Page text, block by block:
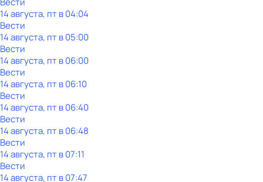
14 августа, пт в 04:04
Вести
14 августа, пт в 05:00
Вести
14 августа, пт в 06:00
Вести
14 августа, пт в 06:10
Вести
14 августа, пт в 06:40
Вести
14 августа, пт в 06:48
Вести
14 августа, пт в 07:11
Вести
14 августа, пт в 07:47